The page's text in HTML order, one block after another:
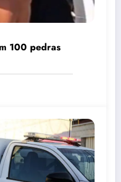
100 pedras